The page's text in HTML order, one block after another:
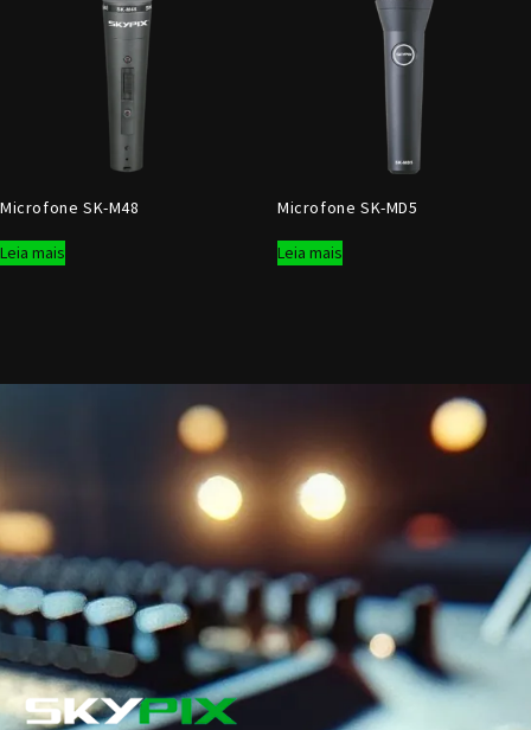
Microfone SK-M48
Leia mais
Microfone SK-MD5
Leia mais